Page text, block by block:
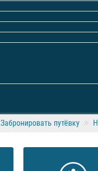
Забронировать путёвку